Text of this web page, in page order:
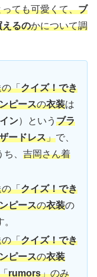
っても可愛くて、ブ
えるのかについて調
「クイズ！でき
ピースの衣装は
ン）というブラ
ードレス」で、
ち、吉岡さん着
「クイズ！でき
ピースの衣装の
。
「クイズ！でき
ピースの衣装
rumors」のみ